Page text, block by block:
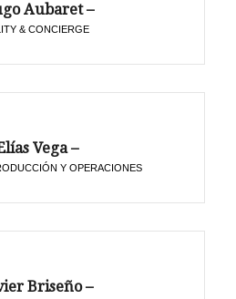
Aubaret –
& CONCIERGE
Vega –
Y OPERACIONES
Briseño –